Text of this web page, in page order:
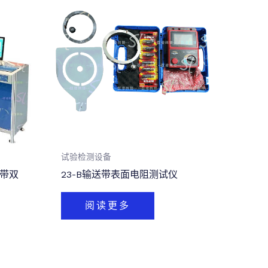
双
试验检测设备
23-B输送带表面电阻测试仪
阅读更多